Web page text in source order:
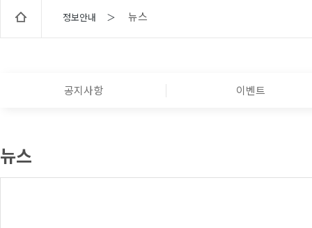
정보안내 ＞ 뉴스
공지사항 이벤트
뉴스